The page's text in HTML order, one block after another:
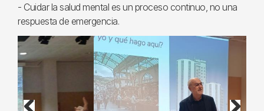
- Cuidar la salud mental es un proceso continuo, no una
respuesta de emergencia.